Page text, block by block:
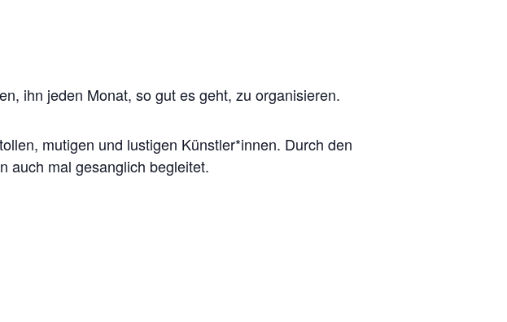
ihn jeden Monat, so gut es geht, zu organisieren.
mutigen und lustigen Künstler*innen. Durch den
auch mal gesanglich begleitet.